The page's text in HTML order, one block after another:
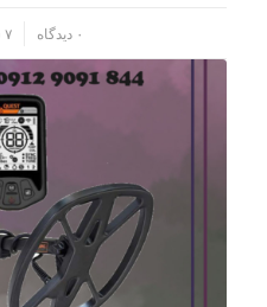
۰ دیدگاه ۷ فروردین ۱۴۰۲